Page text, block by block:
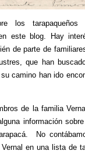
los tarapaqueños
este blog. Hay
de parte de
que han
camino han ido
de la familia
información
No
en una lista de